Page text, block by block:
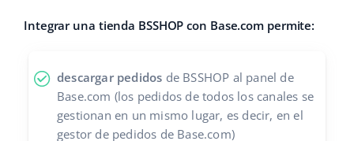
Cooperación y socios
português (BR)
română
Integrar una tienda BSSHOP con Base.com permite:
descargar pedidos de BSSHOP al panel de
Base.com (los pedidos de todos los canales se
gestionan en un mismo lugar, es decir, en el
gestor de pedidos de Base.com)